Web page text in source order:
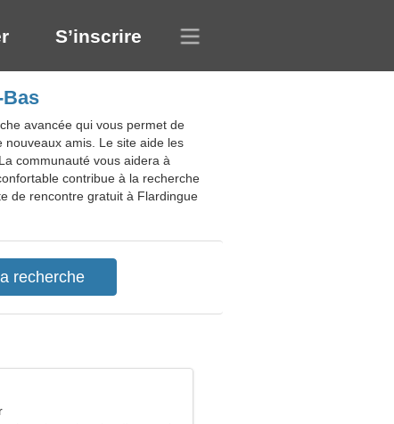
S’inscrire
avancée qui vous permet de
amis. Le site aide les
communauté vous aidera à
contribue à la recherche
de rencontre gratuit à Flardingue